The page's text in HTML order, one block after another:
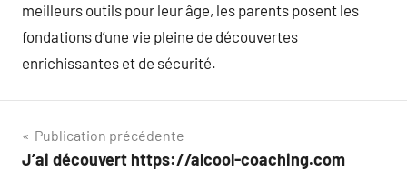
meilleurs outils pour leur âge, les parents posent les
fondations d’une vie pleine de découvertes
enrichissantes et de sécurité.
Navigation
de
Publication précédente
J’ai découvert https://alcool-coaching.com